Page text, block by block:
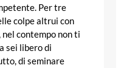
Per tre
colpe altrui con
contempo non ti
sei libero di
di seminare